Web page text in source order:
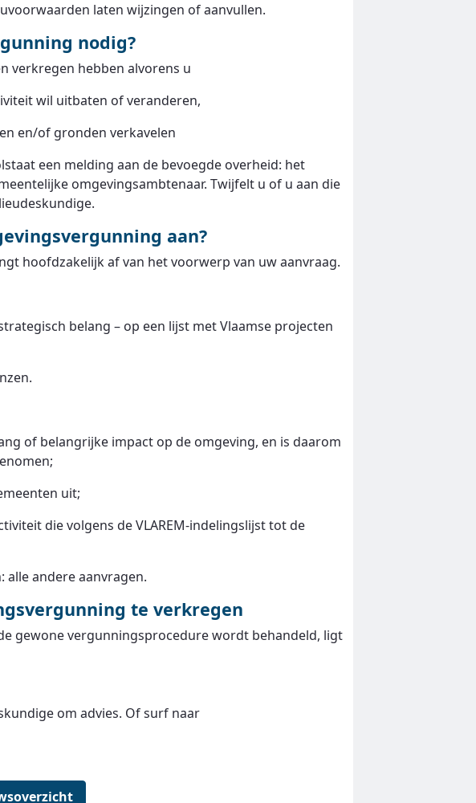
laten wijzingen of aanvullen.
nodig?
verkregen hebben alvorens u
wil uitbaten of veranderen,
en/of gronden verkavelen
een melding aan de bevoegde overheid: het
omgevingsambtenaar. Twijfelt u of u aan die
aan?
hoofdzakelijk af van het voorwerp van uw aanvraag.
belang – op een lijst met Vlaamse projecten
of belangrijke impact op de omgeving, en is daarom
uit;
die volgens de VLAREM-indelingslijst tot de
alle andere aanvragen.
te verkregen
gewone vergunningsprocedure wordt behandeld, ligt
om advies. Of surf naar